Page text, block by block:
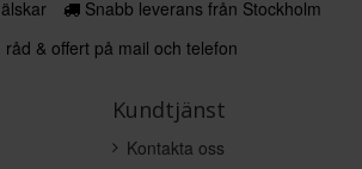
Snabb leverans från Stockholm
& offert på mail och telefon
Kundtjänst
Kontakta oss